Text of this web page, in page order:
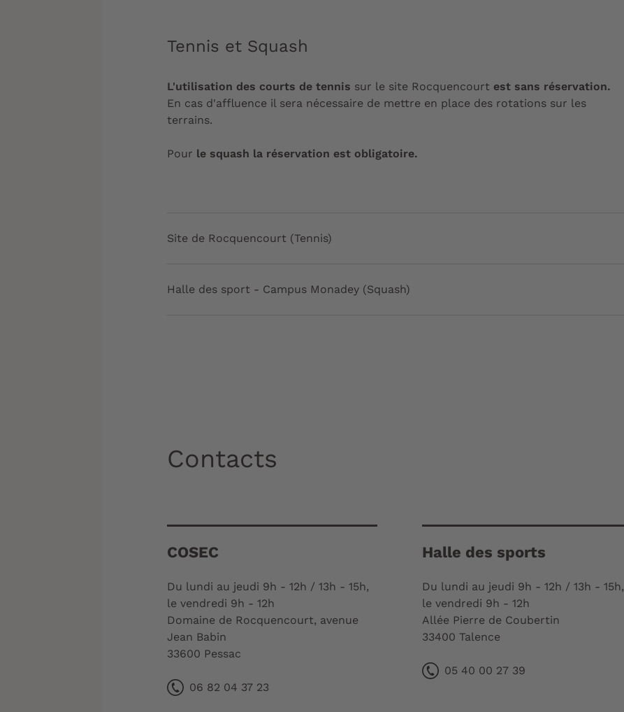
Tennis et Squash
L'utilisation des courts de tennis sur le site Rocquencourt est sans réservation.
En cas d'affluence il sera nécessaire de mettre en place des rotations sur les
terrains.
Pour le squash la réservation est obligatoire.
Site de Rocquencourt (Tennis)
Halle des sport - Campus Monadey (Squash)
Contacts
COSEC
Du lundi au jeudi 9h - 12h / 13h - 15h,
le vendredi 9h - 12h
Domaine de Rocquencourt, avenue
Jean Babin
33600 Pessac
06 82 04 37 23
Halle des sports
Du lundi au jeudi 9h - 12h / 13h - 15h,
le vendredi 9h - 12h
Allée Pierre de Coubertin
33400 Talence
05 40 00 27 39